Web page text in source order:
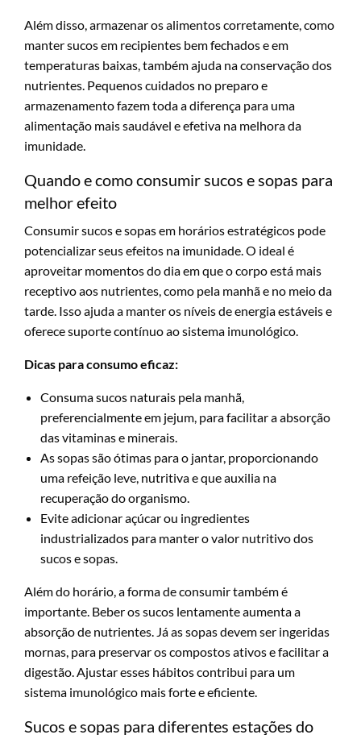
Além disso, armazenar os alimentos corretamente, como
manter sucos em recipientes bem fechados e em
temperaturas baixas, também ajuda na conservação dos
nutrientes. Pequenos cuidados no preparo e
armazenamento fazem toda a diferença para uma
alimentação mais saudável e efetiva na melhora da
imunidade.
Quando e como consumir sucos e sopas para
melhor efeito
Consumir sucos e sopas em horários estratégicos pode
potencializar seus efeitos na imunidade. O ideal é
aproveitar momentos do dia em que o corpo está mais
receptivo aos nutrientes, como pela manhã e no meio da
tarde. Isso ajuda a manter os níveis de energia estáveis e
oferece suporte contínuo ao sistema imunológico.
Dicas para consumo eficaz:
Consuma sucos naturais pela manhã,
preferencialmente em jejum, para facilitar a absorção
das vitaminas e minerais.
As sopas são ótimas para o jantar, proporcionando
uma refeição leve, nutritiva e que auxilia na
recuperação do organismo.
Evite adicionar açúcar ou ingredientes
industrializados para manter o valor nutritivo dos
sucos e sopas.
Além do horário, a forma de consumir também é
importante. Beber os sucos lentamente aumenta a
absorção de nutrientes. Já as sopas devem ser ingeridas
mornas, para preservar os compostos ativos e facilitar a
digestão. Ajustar esses hábitos contribui para um
sistema imunológico mais forte e eficiente.
Sucos e sopas para diferentes estações do